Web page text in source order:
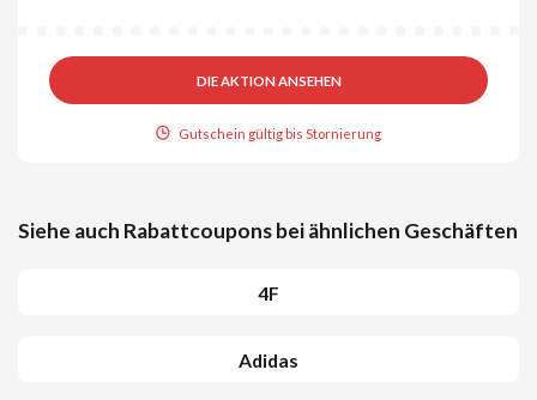
DIE AKTION ANSEHEN
Gutschein gültig bis Stornierung
Siehe auch Rabattcoupons bei ähnlichen Geschäften
4F
Adidas